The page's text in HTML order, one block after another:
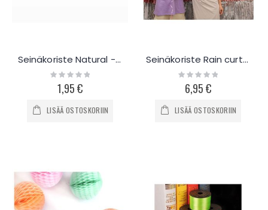
Seinäkoriste Natural - kustomoi omasi
Rating:
0%1,95 €
LISÄÄ OSTOSKORIIN
Seinäkoriste Rain curtain
Rating:
0%6,95 €
LISÄÄ OSTOSKORIIN